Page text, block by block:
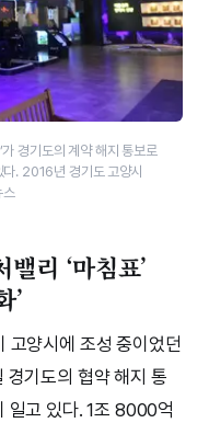
경기도의 계약 해지 통보로
. 2016년 경기도 고양시
스
리 ‘마침표’
’
고양시에 조성 중이었던
경기도의 협약 해지 통
일고 있다. 1조 8000억